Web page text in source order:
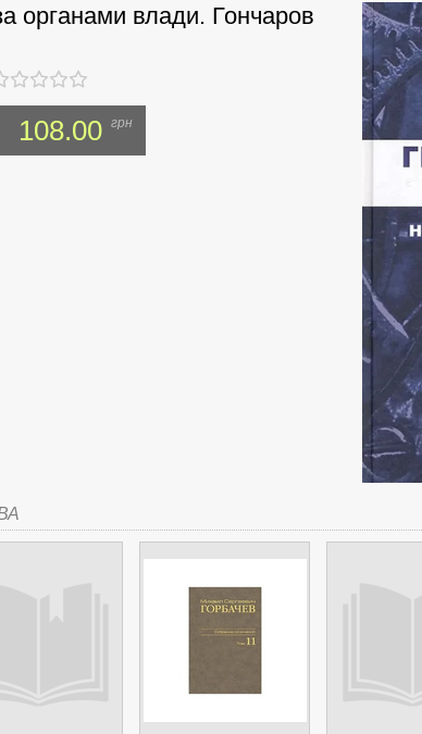
органами влади. Гончаров
108.00 грн